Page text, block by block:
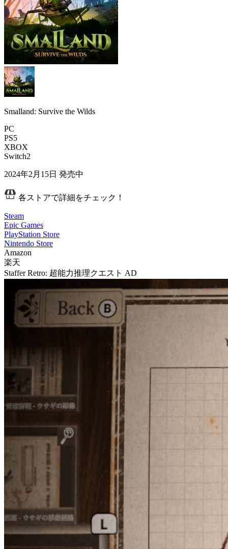
Smalland: Survive the Wilds
PC
PS5
XBOX
Switch2
2024年2月15日 発売中
各ストアで詳細をチェック！
Steam
Epic Games
PlayStation Store
Nintendo Store
Amazon
楽天
Staffer Retro: 超能力推理クエスト AD